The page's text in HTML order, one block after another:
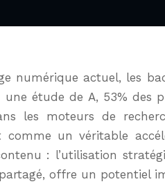
une étude de A, 53%
les moteurs de
comme un véritable
: l’utilisation
offre un potentiel